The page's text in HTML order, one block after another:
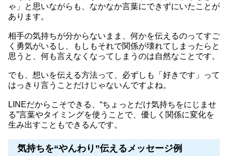
ゃ」と思いながらも、なかなか言葉にできずにいたことが
あります。
相手の気持ちが分からないまま、何かを伝えるのってすご
く勇気がいるし、もしもそれで関係が壊れてしまったらと
思うと、何も言えなくなってしまうのは自然なことです。
でも、想いを伝える方法って、必ずしも「好きです」って
はっきり言うことだけじゃないんですよね。
LINEだからこそできる、“ちょっとだけ気持ちをにじませ
る”言葉やタイミングを使うことで、優しく関係に変化を
生み出すこともできるんです。
気持ちを“やんわり”伝えるメッセージ例